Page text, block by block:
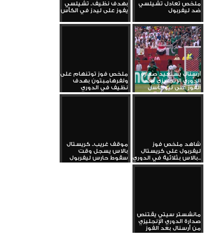
ملخص تعادل تشيلسي
ضد ليفربول
بهدف نظيف.. تشيلسي
يفوز على ليدز في الكأس
آرسنال يستعيد صدارة
الدوري الإنجليزي بعد
الفوز على نيوكاسل
ملخص فوز توتنهام على
ولفرهامبتون بهدف
نظيف في الدوري
الإنجليزي
شاهد ملخص فوز
ليفربول على كريستال
بالاس بثلاثية في الدوري...
موقف غريب.. كريستال
بالاس يسجل وقت
سقوط حارس ليفربول
مانشستر سيتي يقتنص
صدارة الدوري الإنجليزي
من أرسنال بعد الفوز